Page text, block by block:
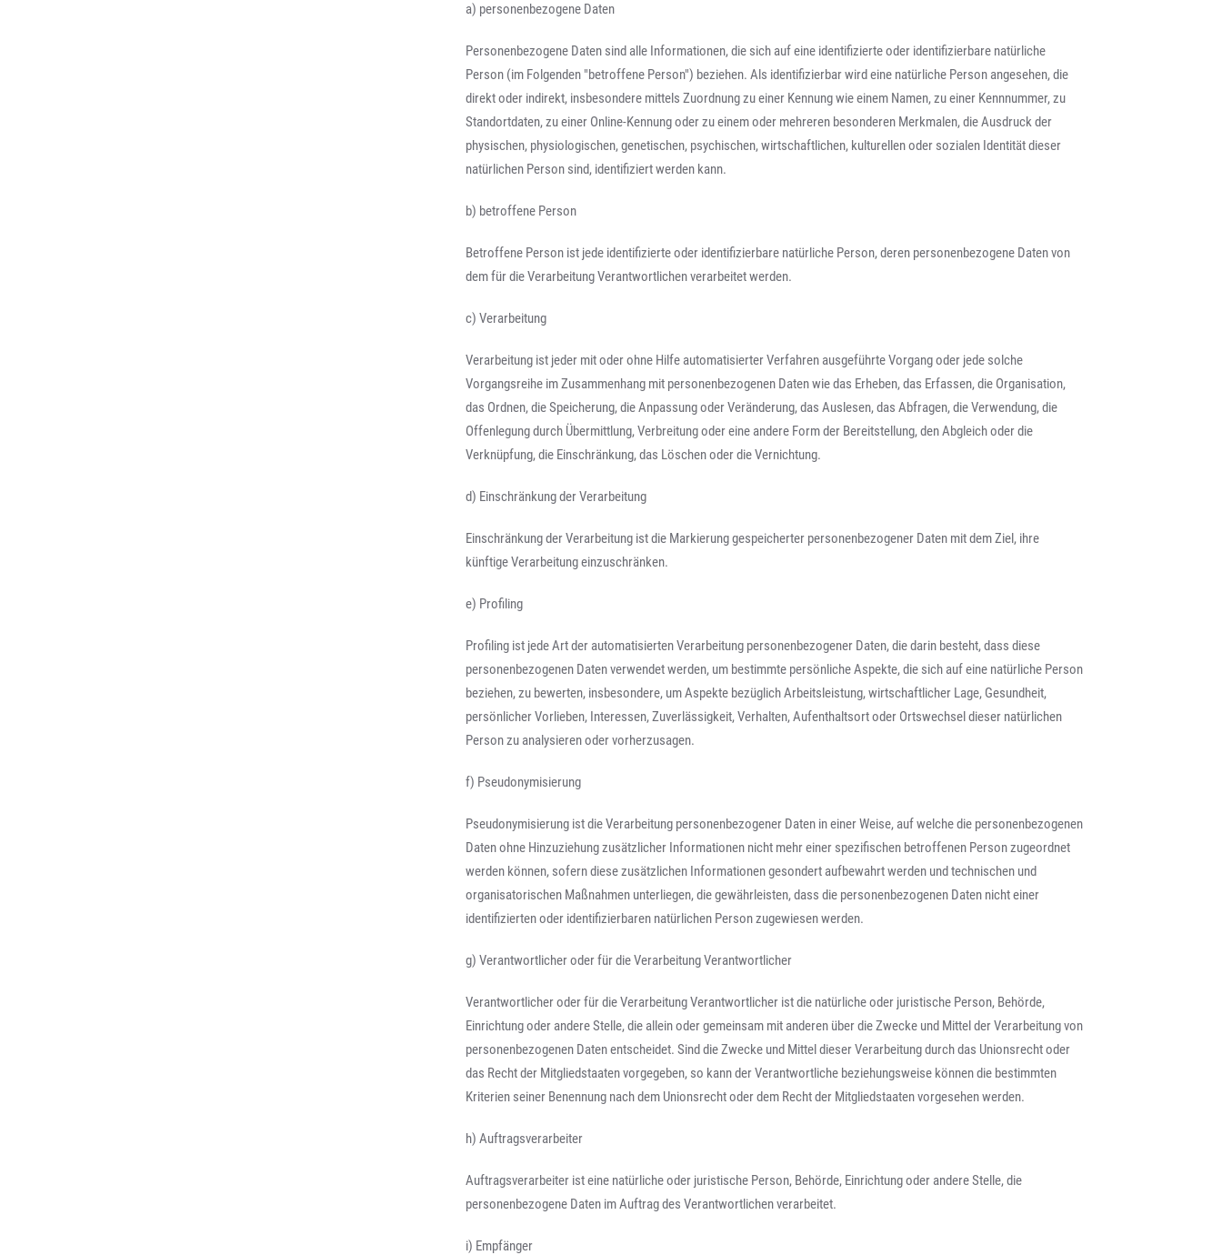
a) personenbezogene Daten
Personenbezogene Daten sind alle Informationen, die sich auf eine identifizierte oder identifizierbare natürliche
Person (im Folgenden "betroffene Person") beziehen. Als identifizierbar wird eine natürliche Person angesehen, die
direkt oder indirekt, insbesondere mittels Zuordnung zu einer Kennung wie einem Namen, zu einer Kennnummer, zu
Standortdaten, zu einer Online-Kennung oder zu einem oder mehreren besonderen Merkmalen, die Ausdruck der
physischen, physiologischen, genetischen, psychischen, wirtschaftlichen, kulturellen oder sozialen Identität dieser
natürlichen Person sind, identifiziert werden kann.
b) betroffene Person
Betroffene Person ist jede identifizierte oder identifizierbare natürliche Person, deren personenbezogene Daten von
dem für die Verarbeitung Verantwortlichen verarbeitet werden.
c) Verarbeitung
Verarbeitung ist jeder mit oder ohne Hilfe automatisierter Verfahren ausgeführte Vorgang oder jede solche
Vorgangsreihe im Zusammenhang mit personenbezogenen Daten wie das Erheben, das Erfassen, die Organisation,
das Ordnen, die Speicherung, die Anpassung oder Veränderung, das Auslesen, das Abfragen, die Verwendung, die
Offenlegung durch Übermittlung, Verbreitung oder eine andere Form der Bereitstellung, den Abgleich oder die
Verknüpfung, die Einschränkung, das Löschen oder die Vernichtung.
d) Einschränkung der Verarbeitung
Einschränkung der Verarbeitung ist die Markierung gespeicherter personenbezogener Daten mit dem Ziel, ihre
künftige Verarbeitung einzuschränken.
e) Profiling
Profiling ist jede Art der automatisierten Verarbeitung personenbezogener Daten, die darin besteht, dass diese
personenbezogenen Daten verwendet werden, um bestimmte persönliche Aspekte, die sich auf eine natürliche Person
beziehen, zu bewerten, insbesondere, um Aspekte bezüglich Arbeitsleistung, wirtschaftlicher Lage, Gesundheit,
persönlicher Vorlieben, Interessen, Zuverlässigkeit, Verhalten, Aufenthaltsort oder Ortswechsel dieser natürlichen
Person zu analysieren oder vorherzusagen.
f) Pseudonymisierung
Pseudonymisierung ist die Verarbeitung personenbezogener Daten in einer Weise, auf welche die personenbezogenen
Daten ohne Hinzuziehung zusätzlicher Informationen nicht mehr einer spezifischen betroffenen Person zugeordnet
werden können, sofern diese zusätzlichen Informationen gesondert aufbewahrt werden und technischen und
organisatorischen Maßnahmen unterliegen, die gewährleisten, dass die personenbezogenen Daten nicht einer
identifizierten oder identifizierbaren natürlichen Person zugewiesen werden.
g) Verantwortlicher oder für die Verarbeitung Verantwortlicher
Verantwortlicher oder für die Verarbeitung Verantwortlicher ist die natürliche oder juristische Person, Behörde,
Einrichtung oder andere Stelle, die allein oder gemeinsam mit anderen über die Zwecke und Mittel der Verarbeitung von
personenbezogenen Daten entscheidet. Sind die Zwecke und Mittel dieser Verarbeitung durch das Unionsrecht oder
das Recht der Mitgliedstaaten vorgegeben, so kann der Verantwortliche beziehungsweise können die bestimmten
Kriterien seiner Benennung nach dem Unionsrecht oder dem Recht der Mitgliedstaaten vorgesehen werden.
h) Auftragsverarbeiter
Auftragsverarbeiter ist eine natürliche oder juristische Person, Behörde, Einrichtung oder andere Stelle, die
personenbezogene Daten im Auftrag des Verantwortlichen verarbeitet.
i) Empfänger